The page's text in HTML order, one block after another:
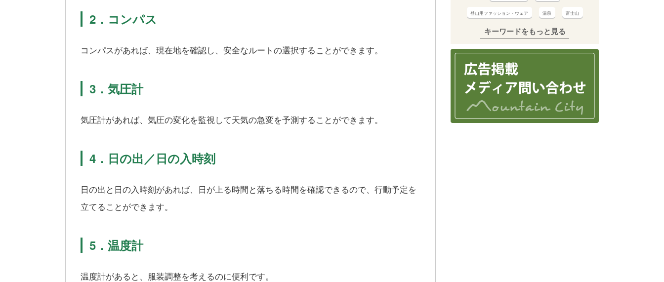
2．コンパス
コンパスがあれば、現在地を確認し、安全なルートの選択することができます。
3．気圧計
気圧計があれば、気圧の変化を監視して天気の急変を予測することができます。
4．日の出／日の入時刻
日の出と日の入時刻があれば、日が上る時間と落ちる時間を確認できるので、行動予定を
立てることができます。
5．温度計
温度計があると、服装調整を考えるのに便利です。
登山用ファッション・ウェア 温泉 富士山
キーワードをもっと見る